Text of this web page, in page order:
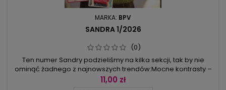
MARKA: BPV
SANDRA 1/2026
(0)
Ten numer Sandry podzieliśmy na kilka sekcji, tak by nie
ominąć żadnego z najnowszych trendów:Mocne kontrasty –
są tu kombinacje wzorów żakardowych i strukturalnych w
11,00 zł